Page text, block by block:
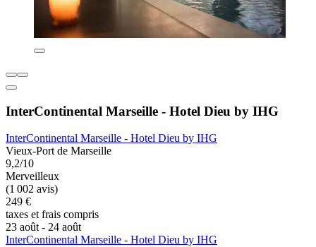
InterContinental Marseille - Hotel Dieu by IHG
InterContinental Marseille - Hotel Dieu by IHG
Vieux-Port de Marseille
9,2/10
Merveilleux
(1 002 avis)
249 €
taxes et frais compris
23 août - 24 août
InterContinental Marseille - Hotel Dieu by IHG